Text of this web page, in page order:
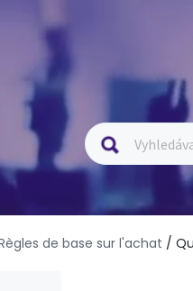
de base sur l'achat /